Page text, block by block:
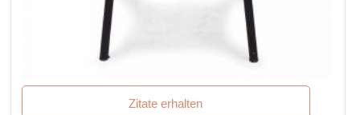
Zitate erhalten